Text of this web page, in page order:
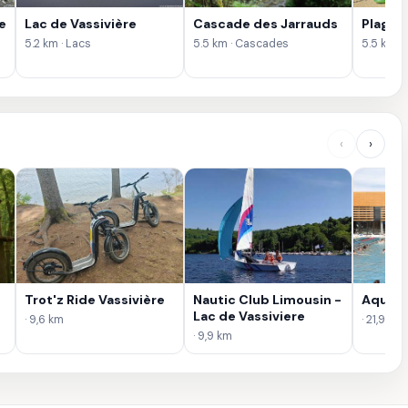
Lac de Vassivière
5.2 km · Lacs
Cascade des Jarrauds
5.5 km · Cascades
Plage
5.5 km ·
‹ ›
Trot'z Ride Vassivière
· 9,6 km
Nautic Club Limousin -
Lac de Vassiviere
· 9,9 km
· 21,9 km